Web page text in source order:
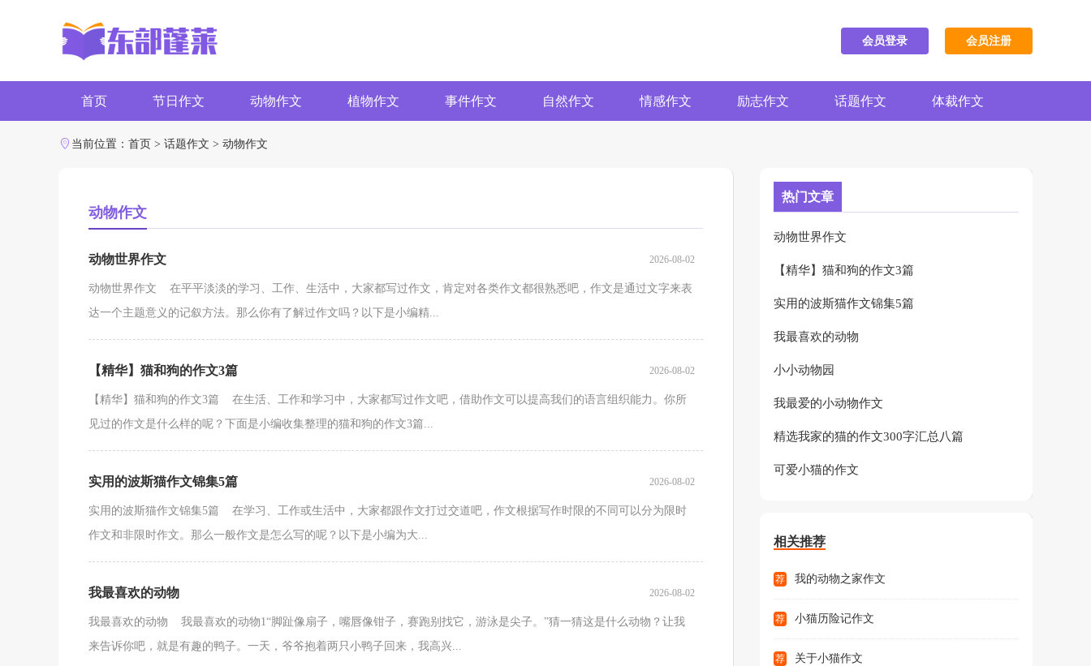
会员登录 会员注册
首页 节日作文 动物作文 植物作文 事件作文 自然作文 情感作文 励志作文 话题作文 体裁作文
字数作文 写作素材
当前位置： 首页 > 话题作文 > 动物作文
动物作文
动物世界作文 2026-08-02
动物世界作文 在平平淡淡的学习、工作、生活中，大家都写过作文，肯定对各类作文都很熟悉吧，作文是通过文字来表
达一个主题意义的记叙方法。那么你有了解过作文吗？以下是小编精...
【精华】猫和狗的作文3篇 2026-08-02
【精华】猫和狗的作文3篇 在生活、工作和学习中，大家都写过作文吧，借助作文可以提高我们的语言组织能力。你所
见过的作文是什么样的呢？下面是小编收集整理的猫和狗的作文3篇...
实用的波斯猫作文锦集5篇 2026-08-02
实用的波斯猫作文锦集5篇 在学习、工作或生活中，大家都跟作文打过交道吧，作文根据写作时限的不同可以分为限时
作文和非限时作文。那么一般作文是怎么写的呢？以下是小编为大...
我最喜欢的动物 2026-08-02
我最喜欢的动物 我最喜欢的动物1“脚趾像扇子，嘴唇像钳子，赛跑别找它，游泳是尖子。”猜一猜这是什么动物？让我
来告诉你吧，就是有趣的鸭子。一天，爷爷抱着两只小鸭子回来，我高兴...
热门文章
动物世界作文
【精华】猫和狗的作文3篇
实用的波斯猫作文锦集5篇
我最喜欢的动物
小小动物园
我最爱的小动物作文
精选我家的猫的作文300字汇总八篇
可爱小猫的作文
相关推荐
荐 我的动物之家作文
荐 小猫历险记作文
荐 关于小猫作文